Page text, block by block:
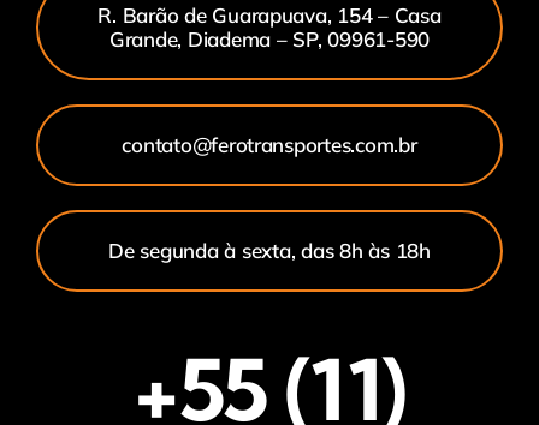
R. Barão de Guarapuava, 154 – Casa
Grande, Diadema – SP, 09961-590
contato@ferotransportes.com.br
De segunda à sexta, das 8h às 18h
+55 (11)